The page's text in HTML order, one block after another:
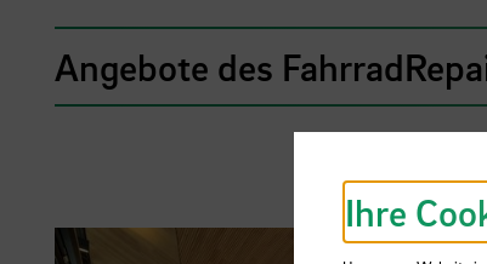
Angebote des
Ihre